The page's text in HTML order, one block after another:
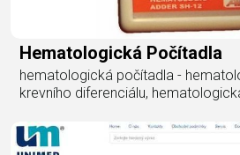
Hematologická Počítadla
hematologická počítadla -
krevního diferenciálu,